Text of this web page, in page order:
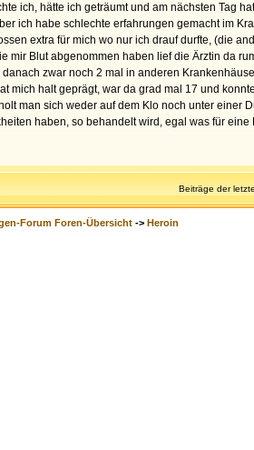
ich, hätte ich geträumt und am nächsten Tag
ich habe schlechte erfahrungen gemacht im
extra für mich wo nur ich drauf durfte, (die
mir Blut abgenommen haben lief die Ärztin da
danach zwar noch 2 mal in anderen
mich halt geprägt, war da grad mal 17 und
man sich weder auf dem Klo noch unter
haben, so behandelt wird, egal was für eine
Beiträge der
Forum Foren-Übersicht -> Heroin